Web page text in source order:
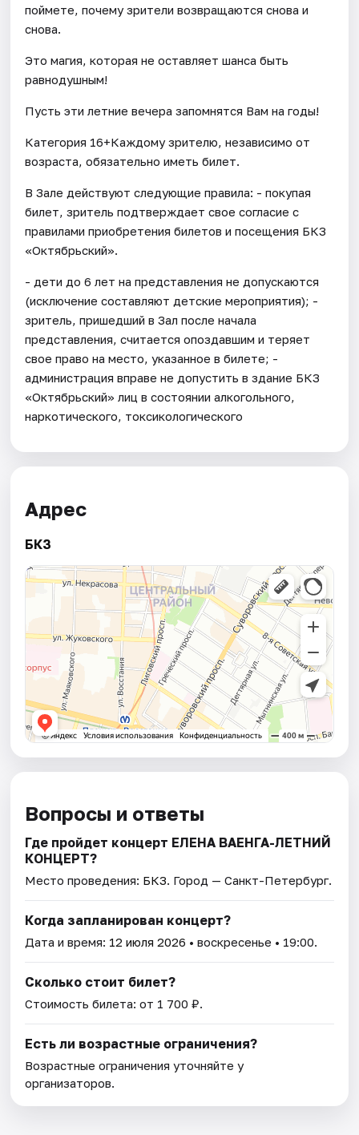
поймете, почему зрители возвращаются снова и
снова.
Это магия, которая не оставляет шанса быть
равнодушным!
Пусть эти летние вечера запомнятся Вам на годы!
Категория 16+Каждому зрителю, независимо от
возраста, обязательно иметь билет.
В Зале действуют следующие правила: - покупая
билет, зритель подтверждает свое согласие с
правилами приобретения билетов и посещения БКЗ
«Октябрьский».
- дети до 6 лет на представления не допускаются
(исключение составляют детские мероприятия); -
зритель, пришедший в Зал после начала
представления, считается опоздавшим и теряет
свое право на место, указанное в билете; -
администрация вправе не допустить в здание БКЗ
«Октябрьский» лиц в состоянии алкогольного,
наркотического, токсикологического
Адрес
БКЗ
Вопросы и ответы
Где пройдет концерт ЕЛЕНА ВАЕНГА-ЛЕТНИЙ
КОНЦЕРТ?
Место проведения: БКЗ. Город — Санкт-Петербург.
Когда запланирован концерт?
Дата и время: 12 июля 2026 • воскресенье • 19:00.
Сколько стоит билет?
Стоимость билета: от 1 700 ₽.
Есть ли возрастные ограничения?
Возрастные ограничения уточняйте у
организаторов.